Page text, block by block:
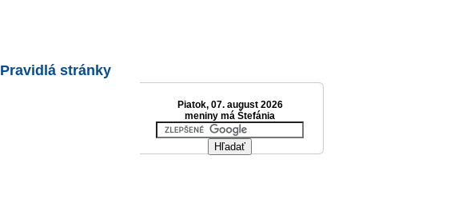
Pravidlá stránky
Piatok, 07. august 2026
meniny má Štefánia